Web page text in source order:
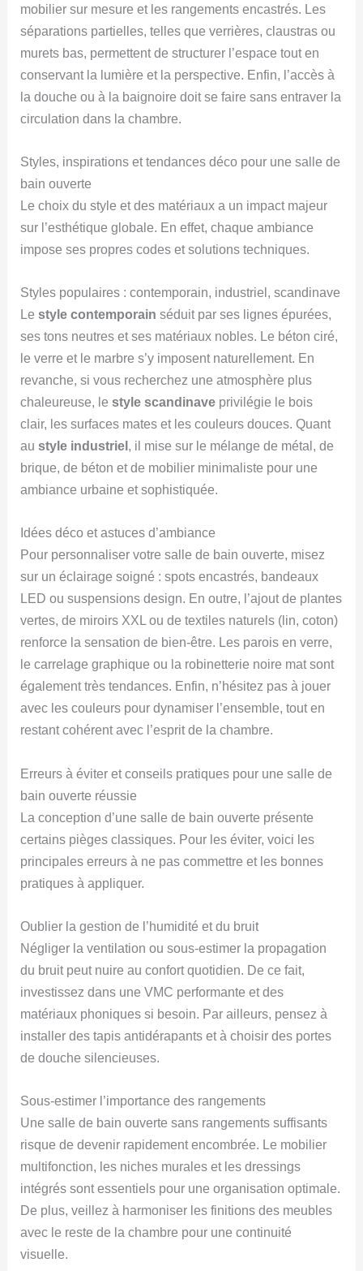
mobilier sur mesure et les rangements encastrés. Les
séparations partielles, telles que verrières, claustras ou
murets bas, permettent de structurer l’espace tout en
conservant la lumière et la perspective. Enfin, l’accès à
la douche ou à la baignoire doit se faire sans entraver la
circulation dans la chambre.
Styles, inspirations et tendances déco pour une salle de
bain ouverte
Le choix du style et des matériaux a un impact majeur
sur l’esthétique globale. En effet, chaque ambiance
impose ses propres codes et solutions techniques.
Styles populaires : contemporain, industriel, scandinave
Lestyle contemporain séduit par ses lignes épurées,
ses tons neutres et ses matériaux nobles. Le béton ciré,
le verre et le marbre s’y imposent naturellement. En
revanche, si vous recherchez une atmosphère plus
chaleureuse, lestyle scandinave privilégie le bois
clair, les surfaces mates et les couleurs douces. Quant
austyle industriel, il mise sur le mélange de métal, de
brique, de béton et de mobilier minimaliste pour une
ambiance urbaine et sophistiquée.
Idées déco et astuces d’ambiance
Pour personnaliser votre salle de bain ouverte, misez
sur un éclairage soigné : spots encastrés, bandeaux
LED ou suspensions design. En outre, l’ajout de plantes
vertes, de miroirs XXL ou de textiles naturels (lin, coton)
renforce la sensation de bien-être. Les parois en verre,
le carrelage graphique ou la robinetterie noire mat sont
également très tendances. Enfin, n’hésitez pas à jouer
avec les couleurs pour dynamiser l’ensemble, tout en
restant cohérent avec l’esprit de la chambre.
Erreurs à éviter et conseils pratiques pour une salle de
bain ouverte réussie
La conception d’une salle de bain ouverte présente
certains pièges classiques. Pour les éviter, voici les
principales erreurs à ne pas commettre et les bonnes
pratiques à appliquer.
Oublier la gestion de l’humidité et du bruit
Négliger la ventilation ou sous-estimer la propagation
du bruit peut nuire au confort quotidien. De ce fait,
investissez dans une VMC performante et des
matériaux phoniques si besoin. Par ailleurs, pensez à
installer des tapis antidérapants et à choisir des portes
de douche silencieuses.
Sous-estimer l’importance des rangements
Une salle de bain ouverte sans rangements suffisants
risque de devenir rapidement encombrée. Le mobilier
multifonction, les niches murales et les dressings
intégrés sont essentiels pour une organisation optimale.
De plus, veillez à harmoniser les finitions des meubles
avec le reste de la chambre pour une continuité
visuelle.